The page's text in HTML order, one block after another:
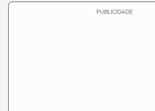
PUBLICIDADE